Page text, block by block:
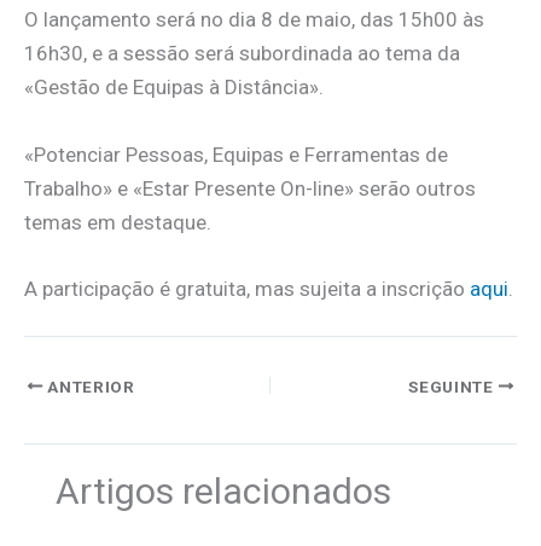
O lançamento será no dia 8 de maio, das 15h00 às
16h30, e a sessão será subordinada ao tema da
«Gestão de Equipas à Distância».
«Potenciar Pessoas, Equipas e Ferramentas de
Trabalho» e «Estar Presente On-line» serão outros
temas em destaque.
A participação é gratuita, mas sujeita a inscrição aqui
ANTERIOR SEGUINTE
Artigos relacionados